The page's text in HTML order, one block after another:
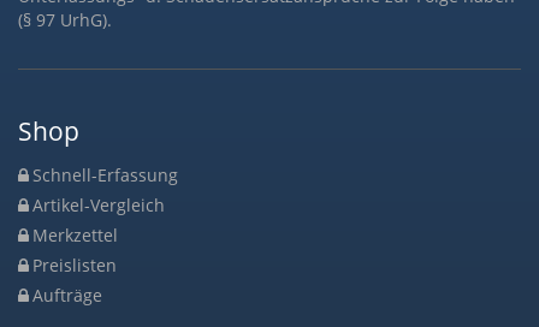
(§ 97 UrhG).
Shop
Schnell-Erfassung
Artikel-Vergleich
Merkzettel
Preislisten
Aufträge